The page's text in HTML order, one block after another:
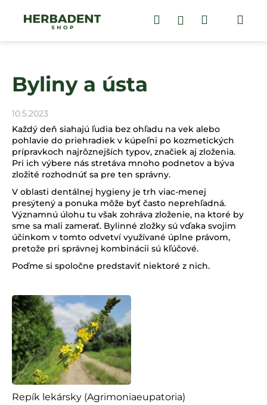
HľadaťPrihlásenie
Nákupný
Byliny a ústa
10.5.2023
Každý deň siahajú ľudia bez ohľadu na vek alebo
pohlavie do priehradiek v kúpeľni po kozmetických
prípravkoch najrôznejších typov, značiek aj zloženia.
Pri ich výbere nás stretáva mnoho podnetov a býva
zložité rozhodnúť sa pre ten správny.
V oblasti dentálnej hygieny je trh viac-menej
presýtený a ponuka môže byť často neprehľadná.
Významnú úlohu tu však zohráva zloženie, na ktoré by
sme sa mali zamerať. Bylinné zložky sú vďaka svojim
účinkom v tomto odvetví využívané úplne právom,
pretože pri správnej kombinácii sú kľúčové.
Poďme si spoločne predstaviť niektoré z nich.
Repík lekársky (Agrimoniaeupatoria)
Späť
Späť
o
p
o
t
r
e
b
u
j
e
t
e
n
j
s
ť
?
HĽADAŤ